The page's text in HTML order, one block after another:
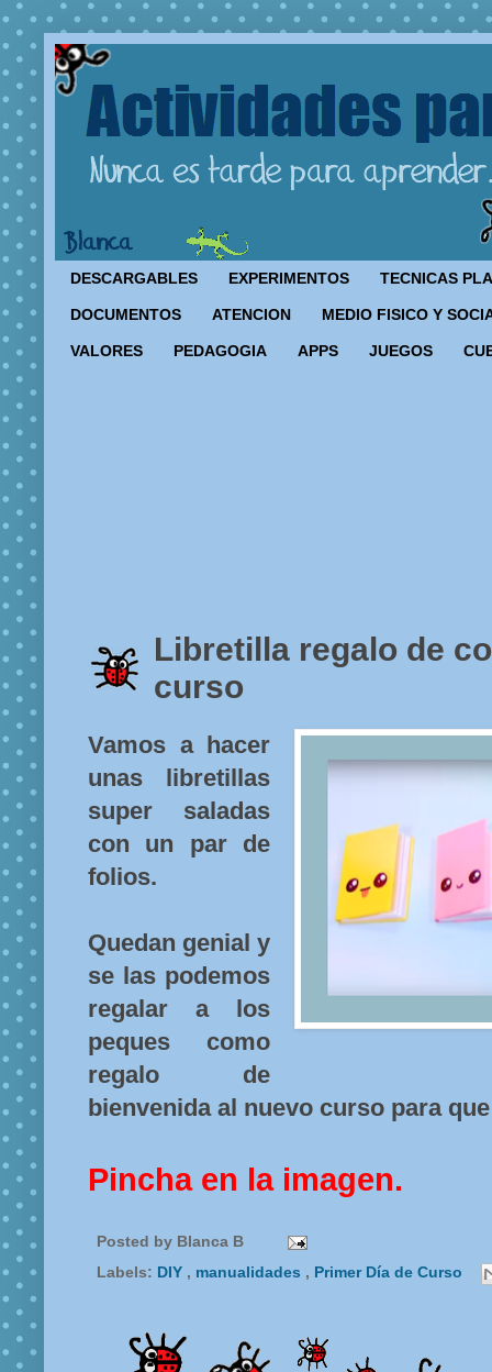
DESCARGABLES EXPERIMENTOS TECNICAS
DOCUMENTOS ATENCION MEDIO FISICO Y
VALORES PEDAGOGIA APPS JUEGOS
Libretilla regalo de
curso
Vamos a hacer
unas libretillas
super saladas
con un par de
folios.
Quedan genial y
se las podemos
regalar a los
peques como
regalo de
bienvenida al nuevo curso para
Pincha en la imagen.
Posted by Blanca B
Labels: DIY , manualidades , Primer Día de Curso